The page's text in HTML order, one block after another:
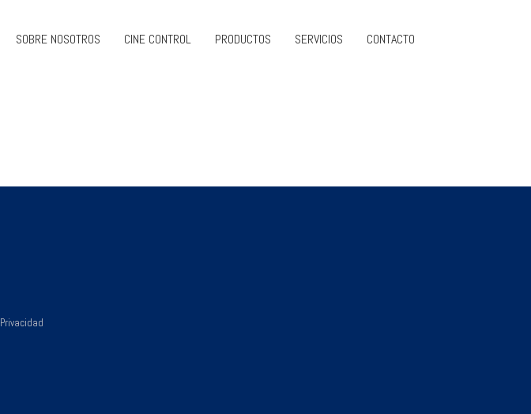
SOBRE NOSOTROS CINE CONTROL PRODUCTOS SERVICIOS CONTACTO